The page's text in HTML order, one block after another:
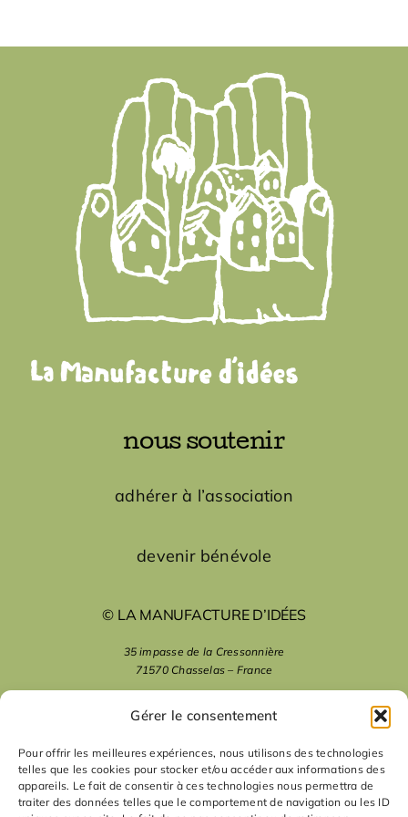
Gérer le consentement
Pour offrir les meilleures expériences, nous utilisons des technologies
telles que les cookies pour stocker et/ou accéder aux informations des
appareils. Le fait de consentir à ces technologies nous permettra de
traiter des données telles que le comportement de navigation ou les ID
nous soutenir
adhérer à l’association
devenir bénévole
© LA MANUFACTURE D’IDÉES
35 impasse de la Cressonnière
71570 Chasselas – France
mentions légales
nous suivre